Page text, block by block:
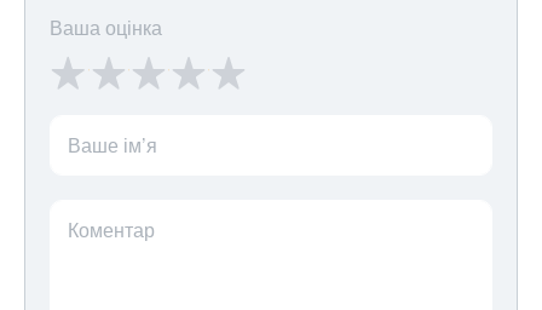
Ваша оцінка
Ваше ім’я
Коментар